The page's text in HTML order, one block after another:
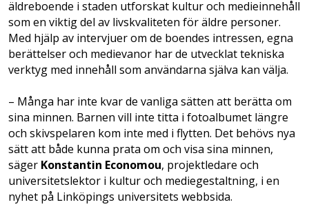
äldreboende i staden utforskat kultur och medieinnehåll
som en viktig del av livskvaliteten för äldre personer.
Med hjälp av intervjuer om de boendes intressen, egna
berättelser och medievanor har de utvecklat tekniska
verktyg med innehåll som användarna själva kan välja.
– Många har inte kvar de vanliga sätten att berätta om
sina minnen. Barnen vill inte titta i fotoalbumet längre
och skivspelaren kom inte med i flytten. Det behövs nya
sätt att både kunna prata om och visa sina minnen,
säger Konstantin Economou, projektledare och
universitetslektor i kultur och mediegestaltning, i en
nyhet på Linköpings universitets webbsida.